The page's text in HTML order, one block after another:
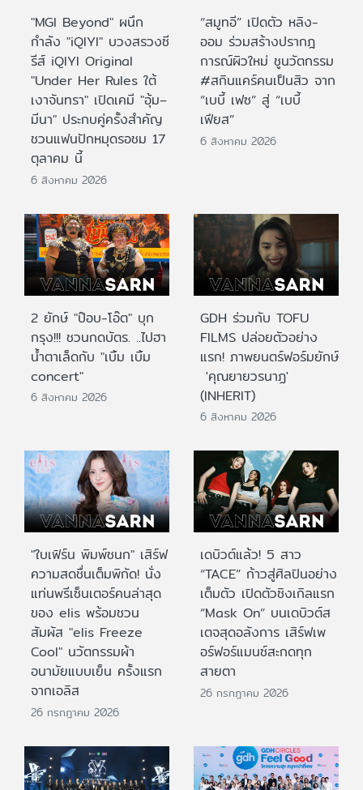
"MGI Beyond" ผนึก
กำลัง "iQIYI" บวงสรวงซี
รีส์ iQIYI Original
"Under Her Rules ใต้
เงาจันทรา" เปิดเคมี "อุ้ม–
มีนา" ประกบคู่ครั้งสำคัญ
ชวนแฟนปักหมุดรอชม 17
ตุลาคม นี้
6 สิงหาคม 2026
“สมูทอี” เปิดตัว หลิง-
ออม ร่วมสร้างปรากฎ
การณ์ผิวใหม่ ชูนวัตกรรม
#สกินแคร์คนเป็นสิว จาก
“เบบี้ เฟซ” สู่ “เบบี้
เฟียส”
6 สิงหาคม 2026
2 ยักษ์ "ป๊อบ-โอ๊ต" บุก
กรุง!!! ชวนกดบัตร. ..ไปฮา
น้ำตาเล็ดกับ "เบิ้ม เบิ้ม
concert"
6 สิงหาคม 2026
GDH ร่วมกับ TOFU
FILMS ปล่อยตัวอย่าง
แรก! ภาพยนตร์ฟอร์มยักษ์
'คุณยายวรนาฏ'
(INHERIT)
6 สิงหาคม 2026
"ใบเฟิร์น พิมพ์ชนก" เสิร์ฟ
ความสดชื่นเต็มพิกัด! นั่ง
แท่นพรีเซ็นเตอร์คนล่าสุด
ของ elis พร้อมชวน
สัมผัส "elis Freeze
Cool" นวัตกรรมผ้า
อนามัยแบบเย็น ครั้งแรก
จากเอลิส
26 กรกฎาคม 2026
เดบิวต์แล้ว! 5 สาว
“TACE” ก้าวสู่ศิลปินอย่าง
เต็มตัว เปิดตัวซิงเกิลแรก
“Mask On” บนเดบิวต์ส
เตจสุดอลังการ เสิร์ฟเพ
อร์ฟอร์แมนซ์สะกดทุก
สายตา
26 กรกฎาคม 2026